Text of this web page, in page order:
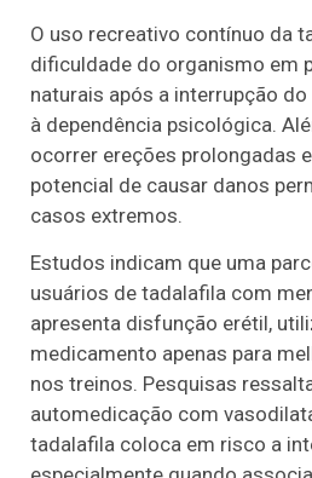
O uso recreativo contínuo da
dificuldade do organismo em
naturais após a interrupção
à dependência psicológica.
ocorrer ereções prolongadas
potencial de causar danos
casos extremos.
Estudos indicam que uma
usuários de tadalafila com
apresenta disfunção erétil,
medicamento apenas para
nos treinos. Pesquisas
automedicação com
tadalafila coloca em risco a